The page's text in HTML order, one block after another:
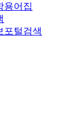
용어집
포털검색